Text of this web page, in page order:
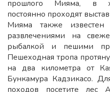
прошлого Мияма, в
постоянно проходят
Мияма также известен
развлечениями на
рыбалкой и пешими
Пешеходная тропа
на два километра от
Бункамура Кадзикасо.
походов посетите лес